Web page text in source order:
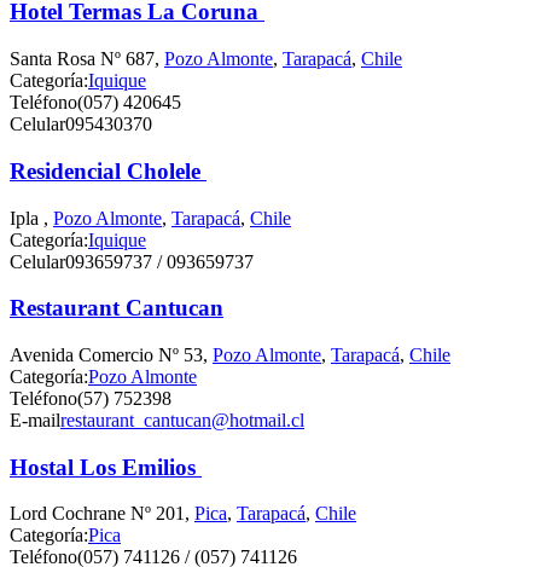
Hotel Termas La Coruna
Santa Rosa Nº 687, Pozo Almonte, Tarapacá, Chile
Categoría:Iquique
Teléfono(057) 420645
Celular095430370
Residencial Cholele
Ipla , Pozo Almonte, Tarapacá, Chile
Categoría:Iquique
Celular093659737 / 093659737
Restaurant Cantucan
Avenida Comercio Nº 53, Pozo Almonte, Tarapacá, Chile
Categoría:Pozo Almonte
Teléfono(57) 752398
E-mailrestaurant_cantucan@hotmail.cl
Hostal Los Emilios
Lord Cochrane Nº 201, Pica, Tarapacá, Chile
Categoría:Pica
Teléfono(057) 741126 / (057) 741126